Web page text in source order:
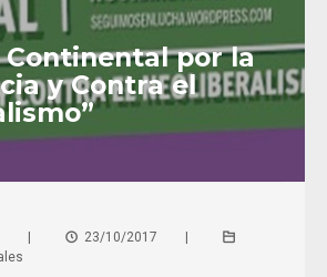
Continental por la
y Contra el
23/10/2017